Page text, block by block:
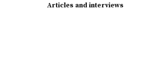
Articles and interviews